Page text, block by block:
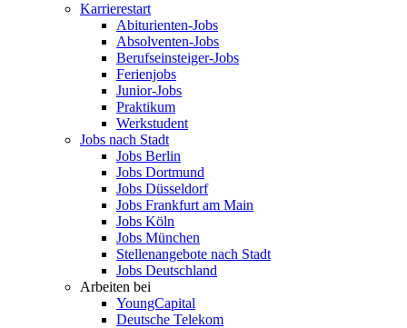
Karrierestart
Abiturienten-Jobs
Absolventen-Jobs
Berufseinsteiger-Jobs
Ferienjobs
Junior-Jobs
Praktikum
Werkstudent
Jobs nach Stadt
Jobs Berlin
Jobs Dortmund
Jobs Düsseldorf
Jobs Frankfurt am Main
Jobs Köln
Jobs München
Stellenangebote nach Stadt
Jobs Deutschland
Arbeiten bei
YoungCapital
Deutsche Telekom